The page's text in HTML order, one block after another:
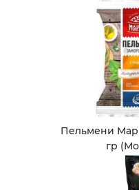
Пельмени
гр